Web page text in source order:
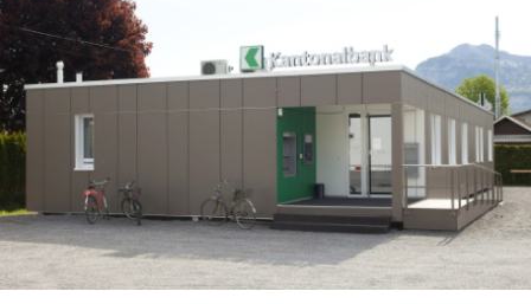
Faszination Holz
Schweizer Rundholz
Über uns
Karriere
News und Medien